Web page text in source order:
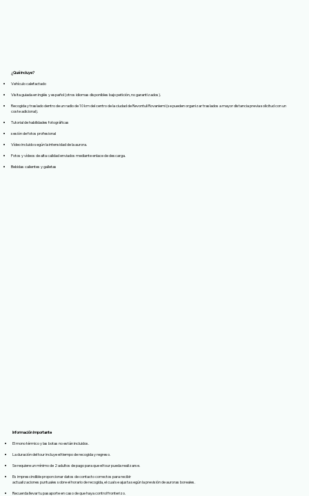
¿Qué incluye?
Vehículo calefactado
Visita guiada en inglés y español (otros idiomas disponibles bajo petición, no garantizados).
Recogida y traslado dentro de un radio de 10 km del centro de la ciudad de Revontuli Rovaniemi (se pueden organizar traslados a mayor distancia previa solicitud con un
coste adicional).
Tutorial de habilidades fotográficas
sesión de fotos profesional
Vídeo incluido según la intensidad de la aurora.
Fotos y vídeos de alta calidad enviados mediante enlace de descarga.
Bebidas calientes y galletas
Información Importante
El mono térmico y las botas no están incluidos.
La duración del tour incluye el tiempo de recogida y regreso.
Se requiere un mínimo de 2 adultos de pago para que el tour pueda realizarse.
Es imprescindible proporcionar datos de contacto correctos para recibir
actualizaciones puntuales sobre el horario de recogida, el cual se ajusta según la previsión de auroras boreales.
Recuerda llevar tu pasaporte en caso de que haya control fronterizo.